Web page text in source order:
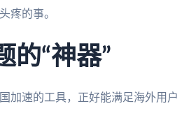
疼的事。
的“神器”
加速的工具，正好能满足海外用户